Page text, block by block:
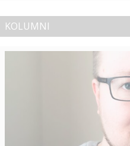
KOLUMNI